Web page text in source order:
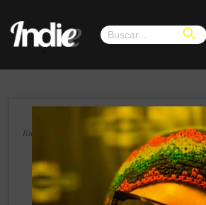
.
Buenos Aires, Sábado 17 de Agosto de 2024
Jimmhy Araya presenta
Incorregible”, primer
álbum